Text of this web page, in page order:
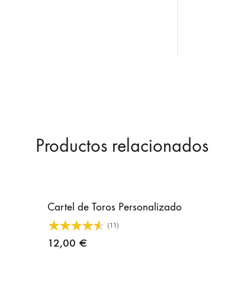
Productos relacionados
Cartel de Toros Personalizado
(11)
12,00 €